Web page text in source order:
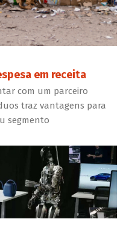
em receita
com um parceiro
traz vantagens para
segmento